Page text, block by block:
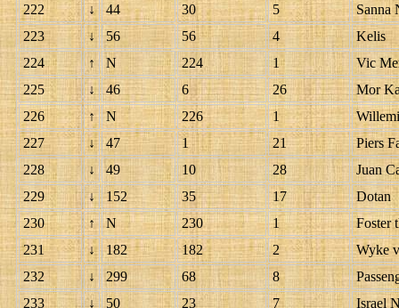
222
↓ 44 30 5
Sanna
223
↓ 56 56 4
Kelis
224
↑ N 224 1
Vic
225
↓ 46 6 26
Mor
226
↑ N 226 1
227
↓ 47 1 21
Piers
228
↓ 49 10 28
Juan
229
↓ 152 35 17
Dotan
230
↑ N 230 1
Foster
231
↓ 182 182 2
Wyke
232
↓ 299 68 8
233
↓ 50 23 7 Israel